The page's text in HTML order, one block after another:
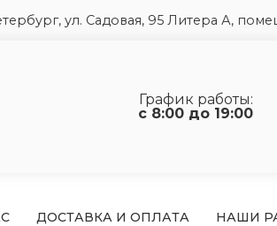
ул. Садовая, 95 Литера А,
График работы:
с 8:00 до 19:00
ДОСТАВКА И ОПЛАТА НАШИ